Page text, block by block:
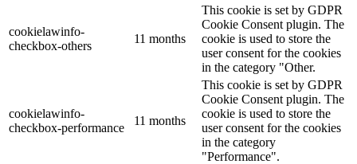
cookielawinfo-
checkbox-others
11 months
This cookie is set by GDPR
Cookie Consent plugin. The
cookie is used to store the
user consent for the cookies
in the category "Other.
cookielawinfo-
checkbox-performance
11 months
This cookie is set by GDPR
Cookie Consent plugin. The
cookie is used to store the
user consent for the cookies
in the category
"Performance".